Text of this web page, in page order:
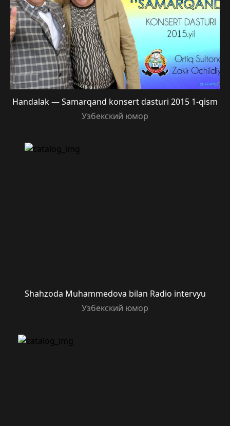
Handalak — Samarqand konsert dasturi 2015 1-qism
Узбекский юмор
Shahzoda Muhammedova bilan Radio intervyu
Узбекский юмор